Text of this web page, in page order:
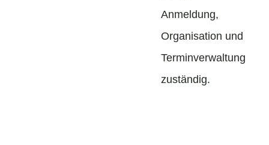
Anmeldung,
Organisation und
Terminverwaltung
zuständig.